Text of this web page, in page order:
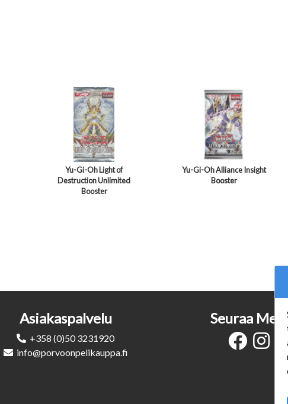
Yu-Gi-Oh Light of
Destruction Unlimited
Booster
Yu-Gi-Oh Alliance Insight
Booster
Asiakaspalvelu
+358 (0)50 3231920
info@porvoonpelikauppa.fi
Seuraa